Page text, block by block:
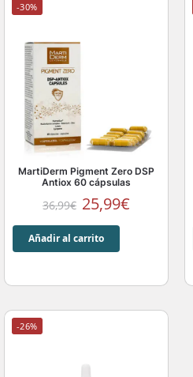
-30%
MartiDerm Pigment Zero DSP
Antiox 60 cápsulas
36,99€ 25,99€
Añadir al carrito
-26%